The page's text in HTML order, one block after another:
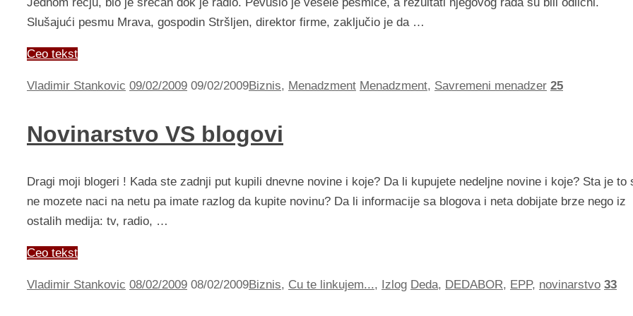
Jednom rečju, bio je srećan dok je radio. Pevušio je vesele pesmice, a rezultati njegovog rada su bili odlični.
Slušajući pesmu Mrava, gospodin Stršljen, direktor firme, zaključio je da …
Ceo tekst
Vladimir Stankovic 09/02/2009 09/02/2009Biznis, Menadzment Menadzment, Savremeni menadzer 25
Novinarstvo VS blogovi
Dragi moji blogeri ! Kada ste zadnji put kupili dnevne novine i koje? Da li kupujete nedeljne novine i koje? Sta je to
ne mozete naci na netu pa imate razlog da kupite novinu? Da li informacije sa blogova i neta dobijate brze nego iz
ostalih medija: tv, radio, …
Ceo tekst
Vladimir Stankovic 08/02/2009 08/02/2009Biznis, Cu te linkujem..., Izlog Deda, DEDABOR, EPP, novinarstvo 33